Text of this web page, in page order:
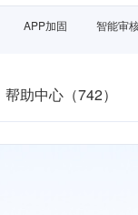
APP加固 智能审
帮助中心（742）